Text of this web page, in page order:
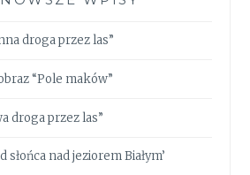
droga przez las”
“Pole maków”
droga przez las”
słońca nad jeziorem Białym’